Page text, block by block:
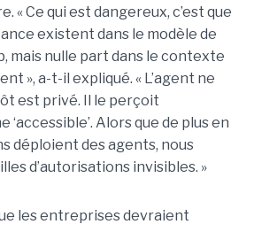
« Ce qui est dangereux, c’est que
existent dans le modèle de
mais nulle part dans le contexte
», a-t-il expliqué. « L’agent ne
est privé. Il le perçoit
‘accessible’. Alors que de plus en
déploient des agents, nous
d’autorisations invisibles. »
les entreprises devraient